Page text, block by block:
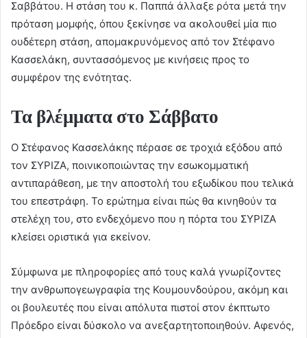
Σαββάτου. Η στάση του κ. Παππά άλλαξε ρότα μετά την
πρόταση μομφής, όπου ξεκίνησε να ακολουθεί μία πιο
ουδέτερη στάση, απομακρυνόμενος από τον Στέφανο
Κασσελάκη, συντασσόμενος με κινήσεις προς το
συμφέρον της ενότητας.
Τα βλέμματα στο Σάββατο
Ο Στέφανος Κασσελάκης πέρασε σε τροχιά εξόδου από
τον ΣΥΡΙΖΑ, ποινικοποιώντας την εσωκομματική
αντιπαράθεση, με την αποστολή του εξωδίκου που τελικά
του επεστράφη. Το ερώτημα είναι πώς θα κινηθούν τα
στελέχη του, στο ενδεχόμενο που η πόρτα του ΣΥΡΙΖΑ
κλείσει οριστικά για εκείνον.
Σύμφωνα με πληροφορίες από τους καλά γνωρίζοντες
την ανθρωπογεωγραφία της Κουμουνδούρου, ακόμη και
οι βουλευτές που είναι απόλυτα πιστοί στον έκπτωτο
Πρόεδρο είναι δύσκολο να ανεξαρτητοποιηθούν. Αφενός,